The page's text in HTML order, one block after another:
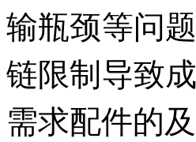
输瓶颈等问
链限制导致
需求配件的